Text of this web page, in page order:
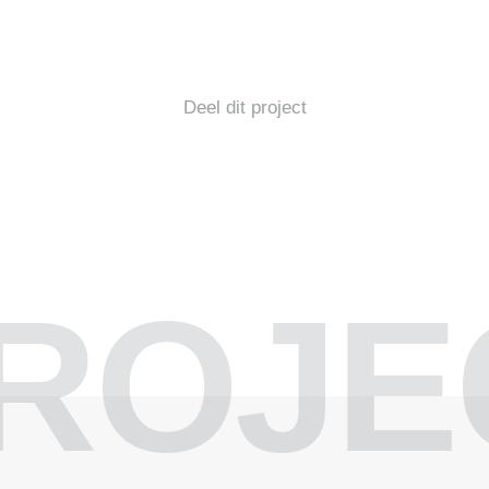
Deel dit project